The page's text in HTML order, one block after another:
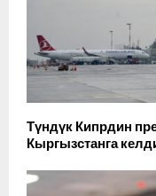
Түндүк Кипрдин
Кыргызстанга